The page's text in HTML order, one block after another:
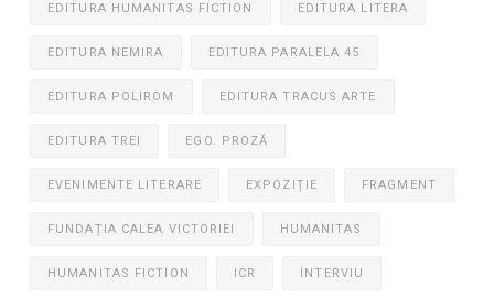
EDITURA HUMANITAS FICTION EDITURA LITERA
EDITURA NEMIRA EDITURA PARALELA 45
EDITURA POLIROM EDITURA TRACUS ARTE
EDITURA TREI EGO. PROZĂ
EVENIMENTE LITERARE EXPOZIȚIE FRAGMENT
FUNDAȚIA CALEA VICTORIEI HUMANITAS
HUMANITAS FICTION ICR INTERVIU